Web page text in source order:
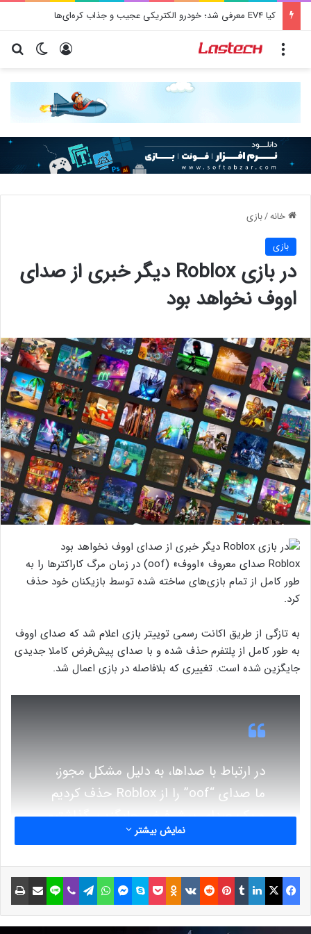
تغییر ورود
خانه/بازی
بازی
در بازی Roblox دیگر خبری از صدای
اووف نخواهد بود
Roblox صدای معروف «اووف» (oof) در زمان مرگ کاراکترها را به
طور کامل از تمام بازی‌های ساخته شده توسط بازیکنان خود حذف
کرد.
به تازگی از طریق اکانت رسمی توییتر بازی اعلام شد که صدای اووف
به طور کامل از پلتفرم حذف شده و با صدای پیش‌فرض کاملا جدیدی
جایگزین شده است. تغییری که بلافاصله در بازی اعمال شد.
در ارتباط با صداها، به دلیل مشکل مجوز،
ما صدای “oof” را از Roblox حذف کردیم
و یک صدای پیش‌فرض جایگزین گذاشتیم
که از امروز راه‌اندازی می‌شود.
مطلب پیشنهادی:با مهم‌ترین کاراکترهای فورتنایت آشنا شویدبازیگران
نمایش بیشتر
فیسبوک ایکس لینکداین تامبلر پینتریست Reddit
VKontakte
Odnoklassniki پاکت اسکایپ مسنجر واتس آپ تلگرام وایبر لاین اشتراک گذاری با ایمیل